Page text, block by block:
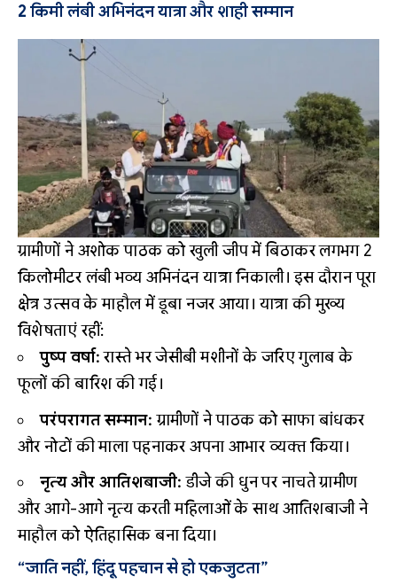
2 किमी लंबी अभिनंदन यात्रा और शाही सम्मान
ग्रामीणों ने अशोक पाठक को खुली जीप में बिठाकर लगभग 2
किलोमीटर लंबी भव्य अभिनंदन यात्रा निकाली। इस दौरान पूरा
क्षेत्र उत्सव के माहौल में डूबा नजर आया। यात्रा की मुख्य
विशेषताएं रहीं:
पुष्प वर्षा:रास्ते भर जेसीबी मशीनों के जरिए गुलाब के
फूलों की बारिश की गई।
परंपरागत सम्मान: ग्रामीणों ने पाठक को साफा बांधकर
और नोटों की माला पहनाकर अपना आभार व्यक्त किया।
नृत्य और आतिशबाजी: डीजे की धुन पर नाचते ग्रामीण
और आगे-आगे नृत्य करती महिलाओं के साथ आतिशबाजी ने
माहौल को ऐतिहासिक बना दिया।
“जाति नहीं, हिंदू पहचान से हो एकजुटता”